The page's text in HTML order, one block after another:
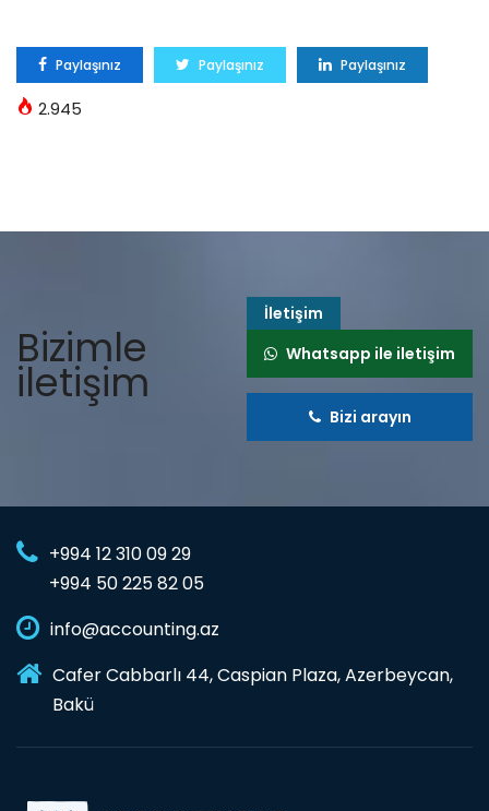
Paylaşınız Paylaşınız Paylaşınız
2.945
Bizimle
iletişim
İletişim
Whatsapp ile iletişim
Bizi arayın
+994 12 310 09 29
+994 50 225 82 05
info@accounting.az
Cafer Cabbarlı 44, Caspian Plaza, Azerbeycan,
Bakü